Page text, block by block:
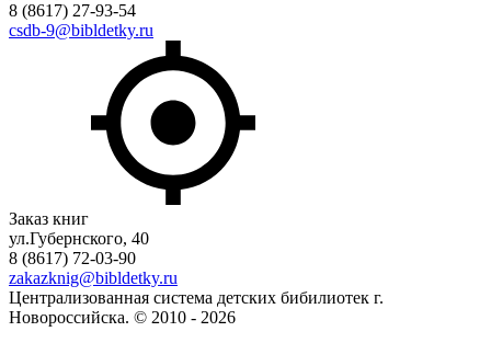
8 (8617) 27-93-54
csdb-9@bibldetky.ru
Заказ книг
ул.Губернского, 40
8 (8617) 72-03-90
zakazknig@bibldetky.ru
Централизованная система детских бибилиотек г.
Новороссийска. © 2010 - 2026